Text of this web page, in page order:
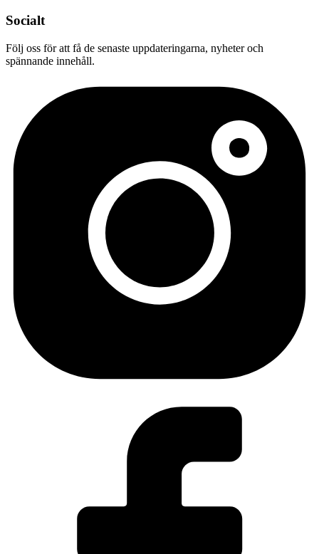
Socialt
Följ oss för att få de senaste uppdateringarna, nyheter och
spännande innehåll.